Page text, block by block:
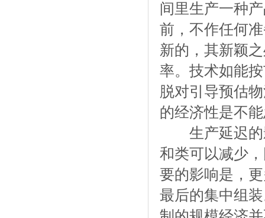
间里生产一种
前，不作任何
新的，其新颖
率。技术如能
脱对引导预估
的经济性是不
生产延迟的
和类可以减少
要的影响是，
最后的集中组